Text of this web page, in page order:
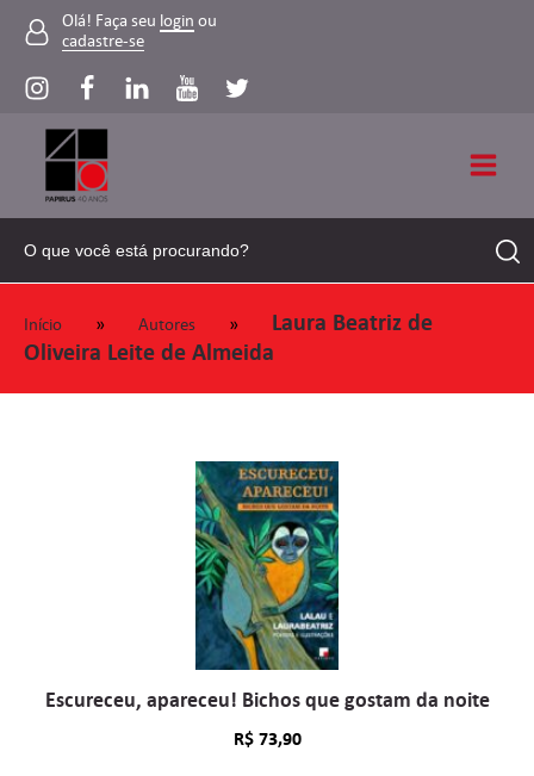
Olá! Faça seu login ou
cadastre-se
Início » Autores »
Laura Beatriz de
Oliveira Leite de Almeida
Escureceu, apareceu! Bichos que gostam da noite
R$73,90